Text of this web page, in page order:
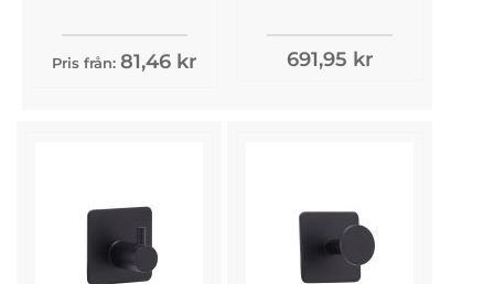
Pris från: 81,46 kr 691,95 kr